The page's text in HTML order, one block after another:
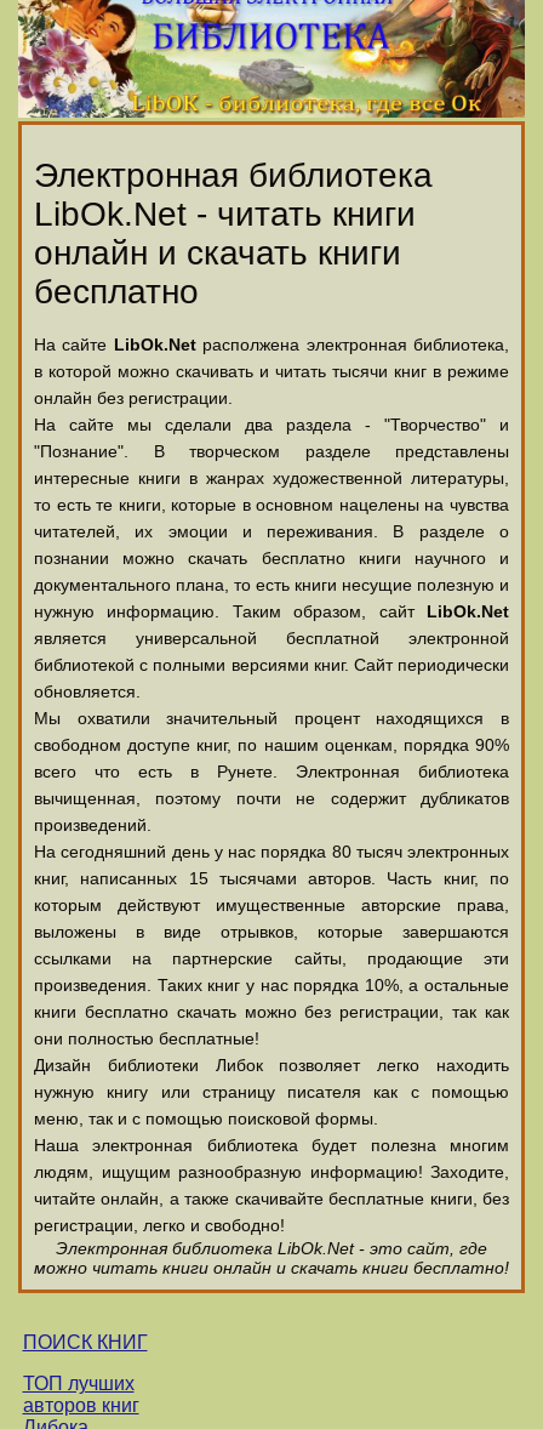
Электронная библиотека
LibOk.Net - читать книги
онлайн и скачать книги
бесплатно
На сайте LibOk.Netрасполжена электронная библиотека,
в которой можно скачивать и читать тысячи книг в режиме
онлайн без регистрации.
На сайте мы сделали два раздела - "Творчество" и
"Познание". В творческом разделе представлены
интересные книги в жанрах художественной литературы,
то есть те книги, которые в основном нацелены на чувства
читателей, их эмоции и переживания. В разделе о
познании можно скачать бесплатно книги научного и
документального плана, то есть книги несущие полезную и
нужную информацию. Таким образом, сайт LibOk.Net
является универсальной бесплатной электронной
библиотекой с полными версиями книг. Сайт периодически
обновляется.
Мы охватили значительный процент находящихся в
свободном доступе книг, по нашим оценкам, порядка 90%
всего что есть в Рунете. Электронная библиотека
вычищенная, поэтому почти не содержит дубликатов
произведений.
На сегодняшний день у нас порядка 80 тысяч электронных
книг, написанных 15 тысячами авторов. Часть книг, по
которым действуют имущественные авторские права,
выложены в виде отрывков, которые завершаются
ссылками на партнерские сайты, продающие эти
произведения. Таких книг у нас порядка 10%, а остальные
книги бесплатно скачать можно без регистрации, так как
они полностью бесплатные!
Дизайн библиотеки Либок позволяет легко находить
нужную книгу или страницу писателя как с помощью
меню, так и с помощью поисковой формы.
Наша электронная библиотека будет полезна многим
людям, ищущим разнообразную информацию! Заходите,
читайте онлайн, а также скачивайте бесплатные книги, без
регистрации, легко и свободно!
Электронная библиотека LibOk.Net - это сайт, где
можно читать книги онлайн и скачать книги бесплатно!
ПОИСК КНИГ
ТОП лучших
авторов книг